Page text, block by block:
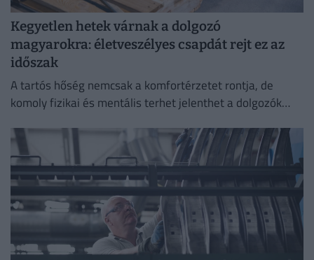
Kegyetlen hetek várnak a dolgozó
magyarokra: életveszélyes csapdát rejt ez az
időszak
A tartós hőség nemcsak a komfortérzetet rontja, de
komoly fizikai és mentális terhet jelenthet a dolgozók